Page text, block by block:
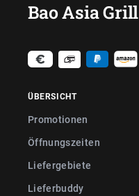
Bao Asia Grill
ÜBERSICHT
Promotionen
Öffnungszeiten
Liefergebiete
Lieferbuddy